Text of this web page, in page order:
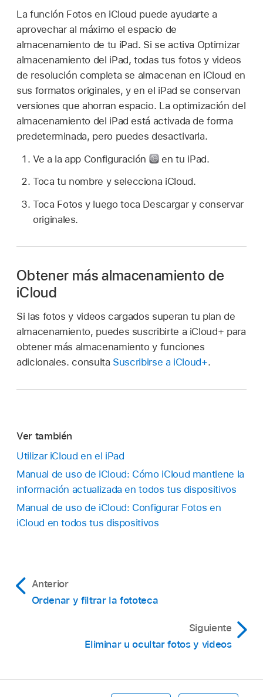
La función Fotos en iCloud puede ayudarte a
aprovechar al máximo el espacio de
almacenamiento de tu iPad. Si se activa Optimizar
almacenamiento del iPad, todas tus fotos y videos
de resolución completa se almacenan en iCloud en
sus formatos originales, y en el iPad se conservan
versiones que ahorran espacio. La optimización del
almacenamiento del iPad está activada de forma
predeterminada, pero puedes desactivarla.
Ve a la app Configuración
en tu iPad.
Toca tu nombre y selecciona iCloud.
Toca Fotos y luego toca Descargar y conservar
originales.
Obtener más almacenamiento de
iCloud
Si las fotos y videos cargados superan tu plan de
almacenamiento, puedes suscribirte a iCloud+ para
obtener más almacenamiento y funciones
adicionales. consulta Suscribirse a iCloud+.
Ver también
Utilizar iCloud en el iPad
Manual de uso de iCloud: Cómo iCloud mantiene la
información actualizada en todos tus dispositivos
Manual de uso de iCloud: Configurar Fotos en
iCloud en todos tus dispositivos
Anterior
Ordenar y filtrar la fototeca
Siguiente
Eliminar u ocultar fotos y videos